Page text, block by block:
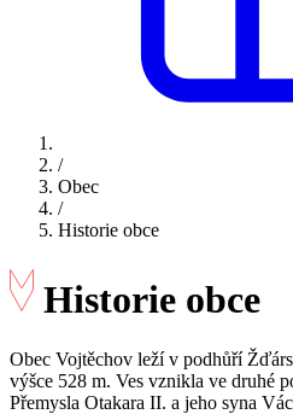
/
Obec
/
Historie obce
Historie obce
Obec Vojtěchov leží v podhůří
výšce 528 m. Ves vznikla ve druhé
Přemysla Otakara II. a jeho syna